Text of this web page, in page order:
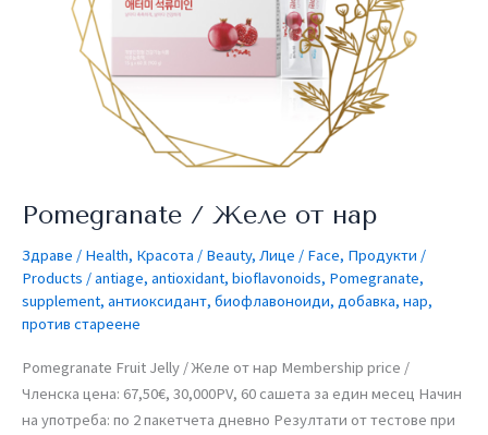
Pomegranate / Желе от нар
Здраве / Health, Красота / Beauty, Лице / Face, Продукти /
Products /antiage, antioxidant, bioflavonoids, Pomegranate,
supplement, антиоксидант, биофлавоноиди, добавка, нар,
против стареене
Pomegranate Fruit Jelly / Желе от нар​ Membership price /
Членска цена: 67,50€, 30,000PV, 60 сашета за един месец​ Начин
на употреба: по 2 пакетчета дневно Резултати от тестове при